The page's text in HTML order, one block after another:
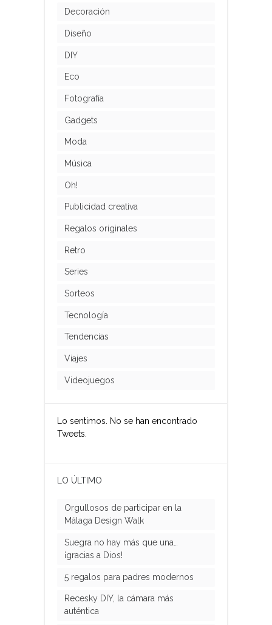
Decoración
Diseño
DIY
Eco
Fotografía
Gadgets
Moda
Música
Oh!
Publicidad creativa
Regalos originales
Retro
Series
Sorteos
Tecnología
Tendencias
Viajes
Videojuegos
Lo sentimos. No se han encontrado
Tweets.
LO ÚLTIMO
Orgullosos de participar en la
Málaga Design Walk
Suegra no hay más que una…
¡gracias a Dios!
5 regalos para padres modernos
Recesky DIY, la cámara más
auténtica